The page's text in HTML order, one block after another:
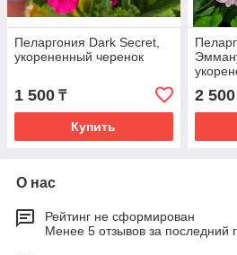
Пеларгония Dark Secret,
укорененный черенок
1 500 ₸
Купить
2 500
О нас
Рейтинг не сформирован
Менее 5 отзывов за последний